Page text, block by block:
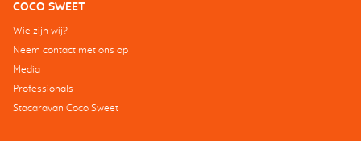
COCO SWEET
Wie zijn wij?
Neem contact met ons op
Media
Professionals
Stacaravan Coco Sweet